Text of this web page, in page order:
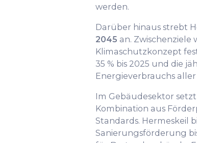
werden.
Darüber hinaus strebt
2045 an.
Klimaschutzkonzept
35 % bis 2025 und die
Energieverbrauchs
Im Gebäudesektor
Kombination aus
Standards. Hermeskeil
Sanierungsförderung